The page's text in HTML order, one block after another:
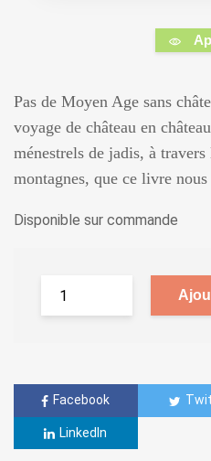
Pas de Moyen Age sans
voyage de château en
ménestrels de jadis, à
montagnes, que ce livre
Disponible sur commande
Facebook
LinkedIn